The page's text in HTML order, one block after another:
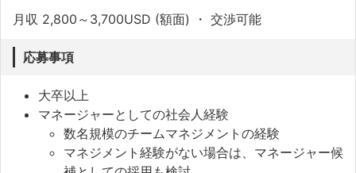
月収 2,800～3,700USD (額面) ・ 交渉可能
応募事項
大卒以上
マネージャーとしての社会人経験
数名規模のチームマネジメントの経験
マネジメント経験がない場合は、マネージャー候